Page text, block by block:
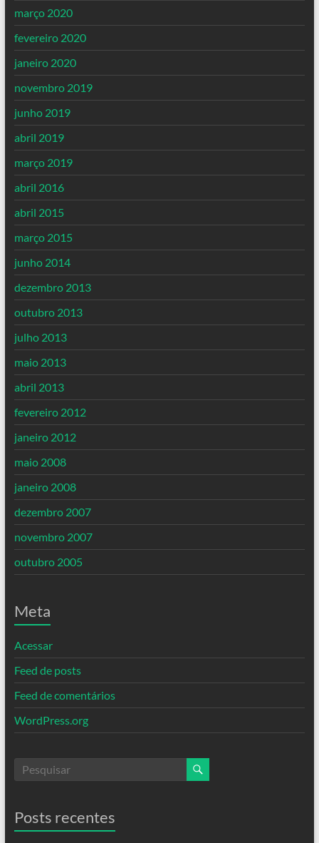
março 2020
fevereiro 2020
janeiro 2020
novembro 2019
junho 2019
abril 2019
março 2019
abril 2016
abril 2015
março 2015
junho 2014
dezembro 2013
outubro 2013
julho 2013
maio 2013
abril 2013
fevereiro 2012
janeiro 2012
maio 2008
janeiro 2008
dezembro 2007
novembro 2007
outubro 2005
Meta
Acessar
Feed de posts
Feed de comentários
WordPress.org
Posts recentes